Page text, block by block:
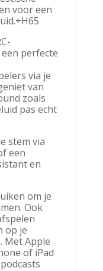
voor een
perfecte
via je
van
zoals
pas echt
stem via
een
en
om je
Ook
op je
Met Apple
of iPad